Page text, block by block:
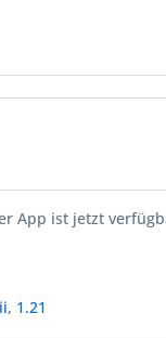
App ist jetzt
, 1.21